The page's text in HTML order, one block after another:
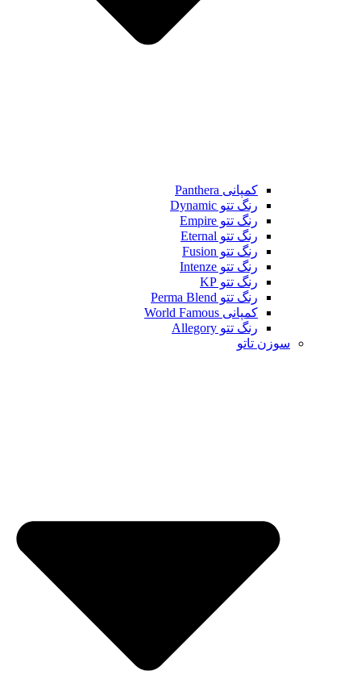
کمپانی Panthera
رنگ تتو Dynamic
رنگ تتو Empire
رنگ تتو Eternal
رنگ تتو Fusion
رنگ تتو Intenze
رنگ تتو KP
رنگ تتو Perma Blend
کمپانی World Famous
رنگ تتو Allegory
سوزن تاتو